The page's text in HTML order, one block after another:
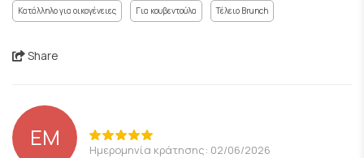
Κατάλληλο για οικογένειες Για κουβεντούλα Τέλειο Brunch
Share
EM Ημερομηνία κράτησης: 02/06/2026